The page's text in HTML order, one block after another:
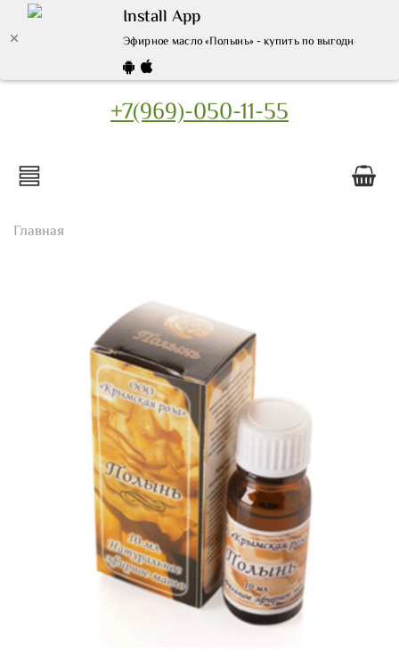
Install App
Эфирное масло «Полынь» - купить по выгодной
+7(969)-050-11-55
Главная